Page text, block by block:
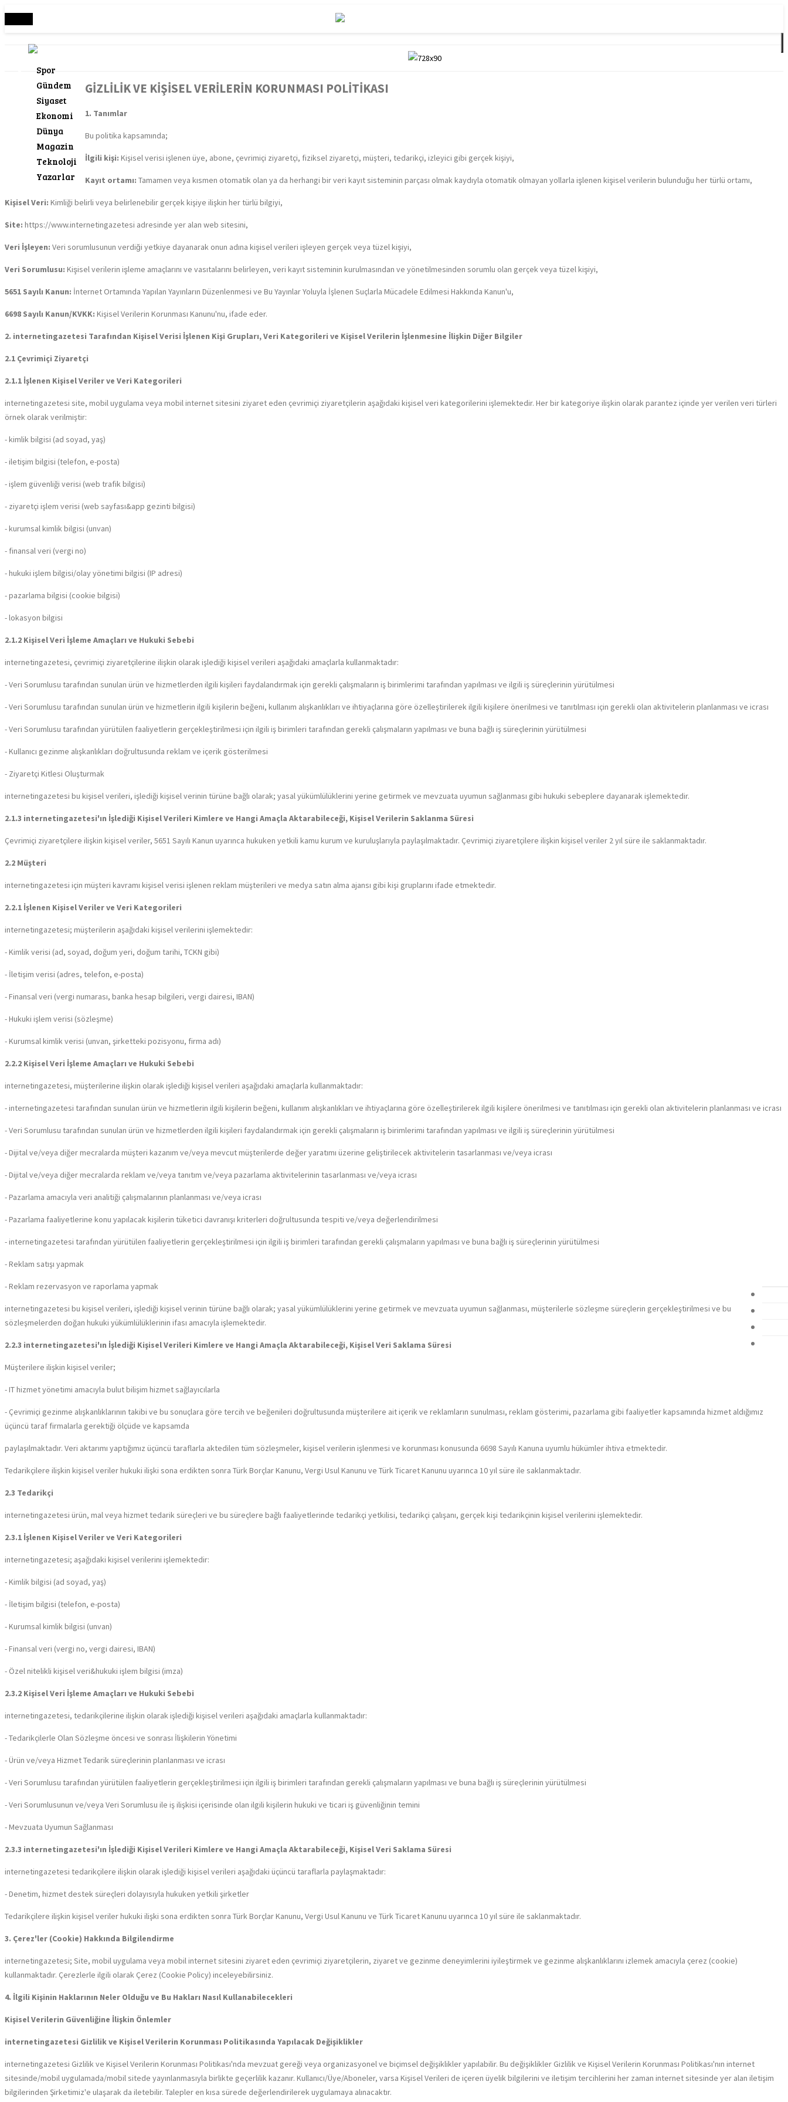
Spor
Gündem
Siyaset
Ekonomi
Dünya
Magazin
Teknoloji
Yazarlar
GİZLİLİK VE KİŞİSEL VERİLERİN KORUNMASI POLİTİKASI
1. Tanımlar
Bu politika kapsamında;
İlgili kişi: Kişisel verisi işlenen üye, abone, çevrimiçi ziyaretçi, fiziksel ziyaretçi, müşteri, tedarikçi, izleyici gibi gerçek kişiyi,
Kayıt ortamı: Tamamen veya kısmen otomatik olan ya da herhangi bir veri kayıt sisteminin parçası olmak kaydıyla otomatik olmayan yollarla işlenen kişisel verilerin bulunduğu her türlü ortamı,
Kişisel Veri: Kimliği belirli veya belirlenebilir gerçek kişiye ilişkin her türlü bilgiyi,
Site: https://www.internetingazetesi adresinde yer alan web sitesini,
Veri İşleyen: Veri sorumlusunun verdiği yetkiye dayanarak onun adına kişisel verileri işleyen gerçek veya tüzel kişiyi,
Veri Sorumlusu: Kişisel verilerin işleme amaçlarını ve vasıtalarını belirleyen, veri kayıt sisteminin kurulmasından ve yönetilmesinden sorumlu olan gerçek veya tüzel kişiyi,
5651 Sayılı Kanun: İnternet Ortamında Yapılan Yayınların Düzenlenmesi ve Bu Yayınlar Yoluyla İşlenen Suçlarla Mücadele Edilmesi Hakkında Kanun'u,
6698 Sayılı Kanun/KVKK: Kişisel Verilerin Korunması Kanunu'nu, ifade eder.
2. internetingazetesi Tarafından Kişisel Verisi İşlenen Kişi Grupları, Veri Kategorileri ve Kişisel Verilerin İşlenmesine İlişkin Diğer Bilgiler
2.1 Çevrimiçi Ziyaretçi
2.1.1 İşlenen Kişisel Veriler ve Veri Kategorileri
internetingazetesi site, mobil uygulama veya mobil internet sitesini ziyaret eden çevrimiçi ziyaretçilerin aşağıdaki kişisel veri kategorilerini işlemektedir. Her bir kategoriye ilişkin olarak parantez içinde yer verilen veri türleri
örnek olarak verilmiştir:
- kimlik bilgisi (ad soyad, yaş)
- iletişim bilgisi (telefon, e-posta)
- işlem güvenliği verisi (web trafik bilgisi)
- ziyaretçi işlem verisi (web sayfası&app gezinti bilgisi)
- kurumsal kimlik bilgisi (unvan)
- finansal veri (vergi no)
- hukuki işlem bilgisi/olay yönetimi bilgisi (IP adresi)
- pazarlama bilgisi (cookie bilgisi)
- lokasyon bilgisi
2.1.2 Kişisel Veri İşleme Amaçları ve Hukuki Sebebi
internetingazetesi, çevrimiçi ziyaretçilerine ilişkin olarak işlediği kişisel verileri aşağıdaki amaçlarla kullanmaktadır:
- Veri Sorumlusu tarafından sunulan ürün ve hizmetlerden ilgili kişileri faydalandırmak için gerekli çalışmaların iş birimlerimi tarafından yapılması ve ilgili iş süreçlerinin yürütülmesi
- Veri Sorumlusu tarafından sunulan ürün ve hizmetlerin ilgili kişilerin beğeni, kullanım alışkanlıkları ve ihtiyaçlarına göre özelleştirilerek ilgili kişilere önerilmesi ve tanıtılması için gerekli olan aktivitelerin planlanması ve icrası
- Veri Sorumlusu tarafından yürütülen faaliyetlerin gerçekleştirilmesi için ilgili iş birimleri tarafından gerekli çalışmaların yapılması ve buna bağlı iş süreçlerinin yürütülmesi
- Kullanıcı gezinme alışkanlıkları doğrultusunda reklam ve içerik gösterilmesi
- Ziyaretçi Kitlesi Oluşturmak
internetingazetesi bu kişisel verileri, işlediği kişisel verinin türüne bağlı olarak; yasal yükümlülüklerini yerine getirmek ve mevzuata uyumun sağlanması gibi hukuki sebeplere dayanarak işlemektedir.
2.1.3 internetingazetesi'ın İşlediği Kişisel Verileri Kimlere ve Hangi Amaçla Aktarabileceği, Kişisel Verilerin Saklanma Süresi
Çevrimiçi ziyaretçilere ilişkin kişisel veriler, 5651 Sayılı Kanun uyarınca hukuken yetkili kamu kurum ve kuruluşlarıyla paylaşılmaktadır. Çevrimiçi ziyaretçilere ilişkin kişisel veriler 2 yıl süre ile saklanmaktadır.
2.2 Müşteri
internetingazetesi için müşteri kavramı kişisel verisi işlenen reklam müşterileri ve medya satın alma ajansı gibi kişi gruplarını ifade etmektedir.
2.2.1 İşlenen Kişisel Veriler ve Veri Kategorileri
internetingazetesi; müşterilerin aşağıdaki kişisel verilerini işlemektedir:
- Kimlik verisi (ad, soyad, doğum yeri, doğum tarihi, TCKN gibi)
- İletişim verisi (adres, telefon, e-posta)
- Finansal veri (vergi numarası, banka hesap bilgileri, vergi dairesi, IBAN)
- Hukuki işlem verisi (sözleşme)
- Kurumsal kimlik verisi (unvan, şirketteki pozisyonu, firma adı)
2.2.2 Kişisel Veri İşleme Amaçları ve Hukuki Sebebi
internetingazetesi, müşterilerine ilişkin olarak işlediği kişisel verileri aşağıdaki amaçlarla kullanmaktadır:
- internetingazetesi tarafından sunulan ürün ve hizmetlerin ilgili kişilerin beğeni, kullanım alışkanlıkları ve ihtiyaçlarına göre özelleştirilerek ilgili kişilere önerilmesi ve tanıtılması için gerekli olan aktivitelerin planlanması ve icrası
- Veri Sorumlusu tarafından sunulan ürün ve hizmetlerden ilgili kişileri faydalandırmak için gerekli çalışmaların iş birimlerimi tarafından yapılması ve ilgili iş süreçlerinin yürütülmesi
- Dijital ve/veya diğer mecralarda müşteri kazanım ve/veya mevcut müşterilerde değer yaratımı üzerine geliştirilecek aktivitelerin tasarlanması ve/veya icrası
- Dijital ve/veya diğer mecralarda reklam ve/veya tanıtım ve/veya pazarlama aktivitelerinin tasarlanması ve/veya icrası
- Pazarlama amacıyla veri analitiği çalışmalarının planlanması ve/veya icrası
- Pazarlama faaliyetlerine konu yapılacak kişilerin tüketici davranışı kriterleri doğrultusunda tespiti ve/veya değerlendirilmesi
- internetingazetesi tarafından yürütülen faaliyetlerin gerçekleştirilmesi için ilgili iş birimleri tarafından gerekli çalışmaların yapılması ve buna bağlı iş süreçlerinin yürütülmesi
- Reklam satışı yapmak
- Reklam rezervasyon ve raporlama yapmak
internetingazetesi bu kişisel verileri, işlediği kişisel verinin türüne bağlı olarak; yasal yükümlülüklerini yerine getirmek ve mevzuata uyumun sağlanması, müşterilerle sözleşme süreçlerin gerçekleştirilmesi ve bu
sözleşmelerden doğan hukuki yükümlülüklerinin ifası amacıyla işlemektedir.
2.2.3 internetingazetesi'ın İşlediği Kişisel Verileri Kimlere ve Hangi Amaçla Aktarabileceği, Kişisel Veri Saklama Süresi
Müşterilere ilişkin kişisel veriler;
- IT hizmet yönetimi amacıyla bulut bilişim hizmet sağlayıcılarla
- Çevrimiçi gezinme alışkanlıklarının takibi ve bu sonuçlara göre tercih ve beğenileri doğrultusunda müşterilere ait içerik ve reklamların sunulması, reklam gösterimi, pazarlama gibi faaliyetler kapsamında hizmet aldığımız
üçüncü taraf firmalarla gerektiği ölçüde ve kapsamda
paylaşılmaktadır. Veri aktarımı yaptığımız üçüncü taraflarla aktedilen tüm sözleşmeler, kişisel verilerin işlenmesi ve korunması konusunda 6698 Sayılı Kanuna uyumlu hükümler ihtiva etmektedir.
Tedarikçilere ilişkin kişisel veriler hukuki ilişki sona erdikten sonra Türk Borçlar Kanunu, Vergi Usul Kanunu ve Türk Ticaret Kanunu uyarınca 10 yıl süre ile saklanmaktadır.
2.3 Tedarikçi
internetingazetesi ürün, mal veya hizmet tedarik süreçleri ve bu süreçlere bağlı faaliyetlerinde tedarikçi yetkilisi, tedarikçi çalışanı, gerçek kişi tedarikçinin kişisel verilerini işlemektedir.
2.3.1 İşlenen Kişisel Veriler ve Veri Kategorileri
internetingazetesi; aşağıdaki kişisel verilerini işlemektedir:
- Kimlik bilgisi (ad soyad, yaş)
- İletişim bilgisi (telefon, e-posta)
- Kurumsal kimlik bilgisi (unvan)
- Finansal veri (vergi no, vergi dairesi, IBAN)
- Özel nitelikli kişisel veri&hukuki işlem bilgisi (imza)
2.3.2 Kişisel Veri İşleme Amaçları ve Hukuki Sebebi
internetingazetesi, tedarikçilerine ilişkin olarak işlediği kişisel verileri aşağıdaki amaçlarla kullanmaktadır:
- Tedarikçilerle Olan Sözleşme öncesi ve sonrası İlişkilerin Yönetimi
- Ürün ve/veya Hizmet Tedarik süreçlerinin planlanması ve icrası
- Veri Sorumlusu tarafından yürütülen faaliyetlerin gerçekleştirilmesi için ilgili iş birimleri tarafından gerekli çalışmaların yapılması ve buna bağlı iş süreçlerinin yürütülmesi
- Veri Sorumlusunun ve/veya Veri Sorumlusu ile iş ilişkisi içerisinde olan ilgili kişilerin hukuki ve ticari iş güvenliğinin temini
- Mevzuata Uyumun Sağlanması
2.3.3 internetingazetesi'ın İşlediği Kişisel Verileri Kimlere ve Hangi Amaçla Aktarabileceği, Kişisel Veri Saklama Süresi
internetingazetesi tedarikçilere ilişkin olarak işlediği kişisel verileri aşağıdaki üçüncü taraflarla paylaşmaktadır:
- Denetim, hizmet destek süreçleri dolayısıyla hukuken yetkili şirketler
Tedarikçilere ilişkin kişisel veriler hukuki ilişki sona erdikten sonra Türk Borçlar Kanunu, Vergi Usul Kanunu ve Türk Ticaret Kanunu uyarınca 10 yıl süre ile saklanmaktadır.
3. Çerez'ler (Cookie) Hakkında Bilgilendirme
internetingazetesi; Site, mobil uygulama veya mobil internet sitesini ziyaret eden çevrimiçi ziyaretçilerin, ziyaret ve gezinme deneyimlerini iyileştirmek ve gezinme alışkanlıklarını izlemek amacıyla çerez (cookie)
kullanmaktadır. Çerezlerle ilgili olarak Çerez (Cookie Policy) inceleyebilirsiniz.
4. İlgili Kişinin Haklarının Neler Olduğu ve Bu Hakları Nasıl Kullanabilecekleri
Kişisel Verilerin Güvenliğine İlişkin Önlemler
internetingazetesi Gizlilik ve Kişisel Verilerin Korunması Politikasında Yapılacak Değişiklikler
internetingazetesi Gizlilik ve Kişisel Verilerin Korunması Politikası'nda mevzuat gereği veya organizasyonel ve biçimsel değişiklikler yapılabilir. Bu değişiklikler Gizlilik ve Kişisel Verilerin Korunması Politikası'nın internet
sitesinde/mobil uygulamada/mobil sitede yayınlanmasıyla birlikte geçerlilik kazanır. Kullanıcı/Üye/Aboneler, varsa Kişisel Verileri de içeren üyelik bilgilerini ve iletişim tercihlerini her zaman internet sitesinde yer alan iletişim
bilgilerinden Şirketimiz'e ulaşarak da iletebilir. Talepler en kısa sürede değerlendirilerek uygulamaya alınacaktır.